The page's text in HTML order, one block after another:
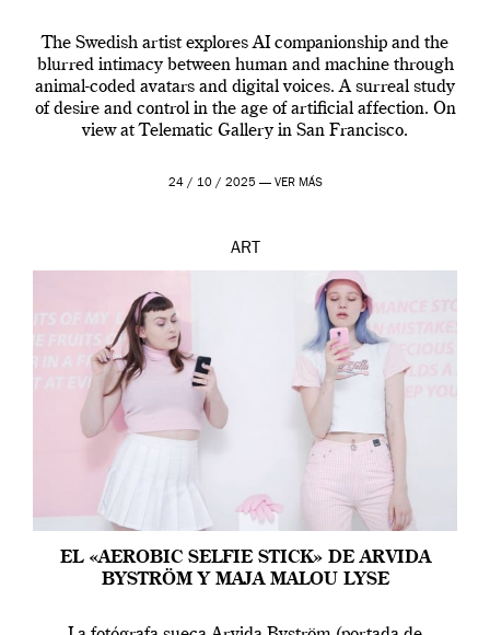
The Swedish artist explores AI companionship and the
blurred intimacy between human and machine through
animal-coded avatars and digital voices. A surreal study
of desire and control in the age of artificial affection. On
view at Telematic Gallery in San Francisco.
24 / 10 / 2025 — VER MÁS
ART
EL «AEROBIC SELFIE STICK» DE ARVIDA
BYSTRÖM Y MAJA MALOU LYSE